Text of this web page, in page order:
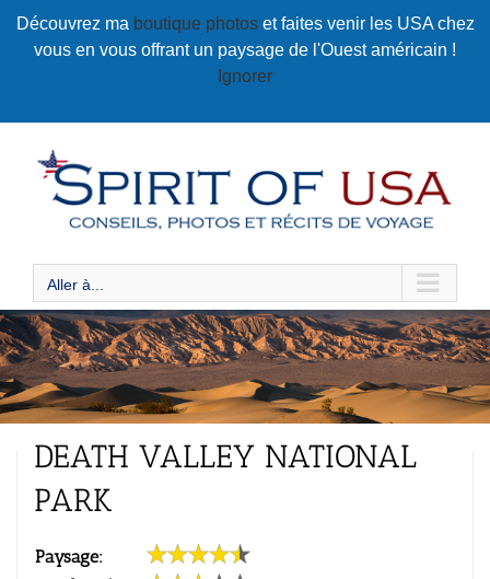
Découvrez ma boutique photos et faites venir les USA chez
vous en vous offrant un paysage de l'Ouest américain !
Ignorer
contenu
Aller à...
DEATH VALLEY NATIONAL
PARK
Paysage: